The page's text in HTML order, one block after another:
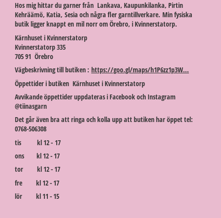
Hos mig hittar du garner från Lankava, Kaupunkilanka, Pirtin
Kehräämö, Katia, Sesia och några fler garntillverkare. Min fysiska
butik ligger knappt en mil norr om Örebro, i Kvinnerstatorp.
Kärnhuset i Kvinnerstatorp
Kvinnerstatorp 335
705 91 Örebro
Vägbeskrivning till butiken : https://goo.gl/maps/h1P6zz1p3W...
Öppettider i butiken Kärnhuset i Kvinnerstatorp
Avvikande öppettider uppdateras i Facebook och Instagram
@tiinasgarn
Det går även bra att ringa och kolla upp att butiken har öppet tel:
0768-506308
tis kl 12 - 17
ons kl 12 - 17
tor kl 12 - 17
fre kl 12 - 17
lör kl 11 - 15